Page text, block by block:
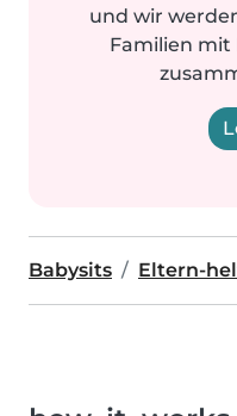
und wir
Familien mit
Babysits Eltern-